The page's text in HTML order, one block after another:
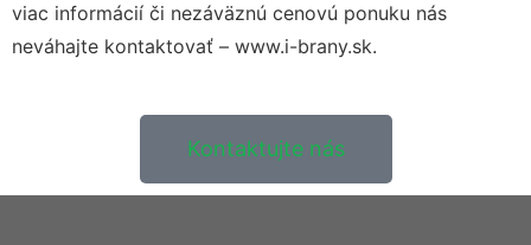
viac informácií či nezáväznú cenovú ponuku nás
neváhajte kontaktovať – www.i-brany.sk.
Kontaktujte nás